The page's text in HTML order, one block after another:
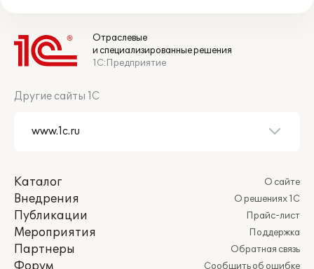
Отраслевые
и специализированные решения
1С:Предприятие
Другие сайты 1С
Каталог
Внедрения
Публикации
Мероприятия
Партнеры
Форум
О сайте
О решениях 1С
Прайс-лист
Поддержка
Обратная связь
Сообщить об ошибке